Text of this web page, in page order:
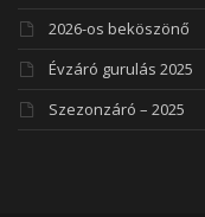
2026-os beköszönő
Évzáró gurulás 2025
Szezonzáró – 2025